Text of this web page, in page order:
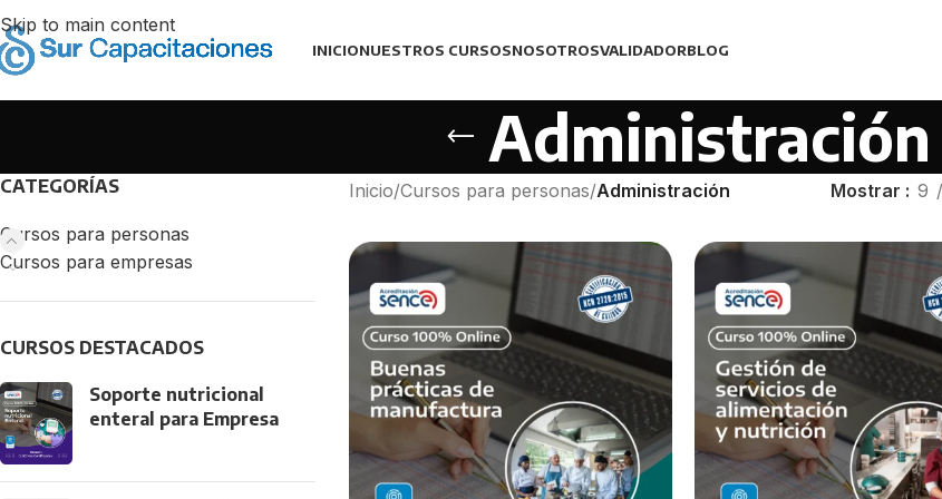
Skip to main content
INICIONUESTROS CURSOSNOSOTROSVALIDADORBLOG
Administración
CATEGORÍAS
Cursos para personas
Cursos para empresas
CURSOS DESTACADOS
Soporte nutricional
enteral para Empresa
Inicio/Cursos para personas/Administración Mostrar 9